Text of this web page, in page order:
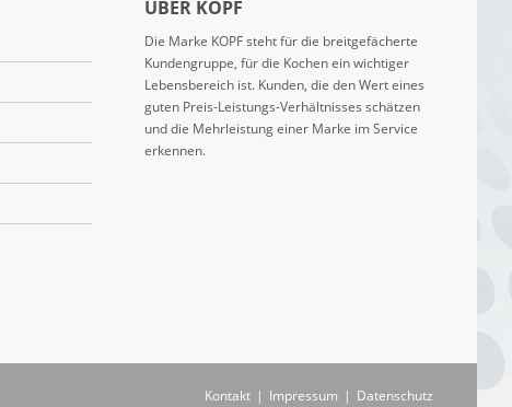
ÜBER KOPF
Die Marke KOPF steht für die breitgefächerte
Kundengruppe, für die Kochen ein wichtiger
Lebensbereich ist. Kunden, die den Wert eines
guten Preis-Leistungs-Verhältnisses schätzen
und die Mehrleistung einer Marke im Service
erkennen.
Kontakt | Impressum | Datenschutz